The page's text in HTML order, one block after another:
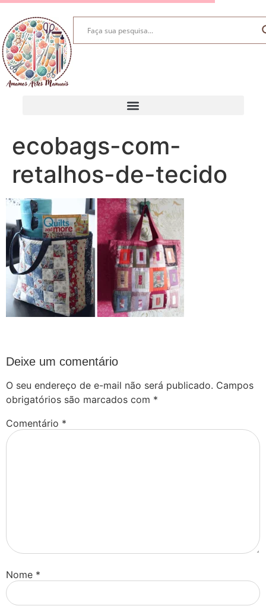
ecobags-com-
retalhos-de-tecido
Deixe um comentário
O seu endereço de e-mail não será publicado. Campos
obrigatórios são marcados com *
Comentário *
Nome *